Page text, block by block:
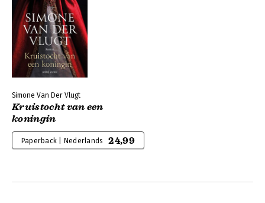
Simone Van Der Vlugt
Kruistocht van een
koningin
Paperback | Nederlands 24,99